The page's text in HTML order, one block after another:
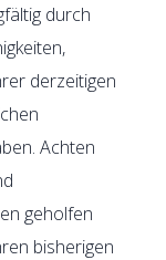
durch
derzeitigen
Achten
geholfen
bisherigen